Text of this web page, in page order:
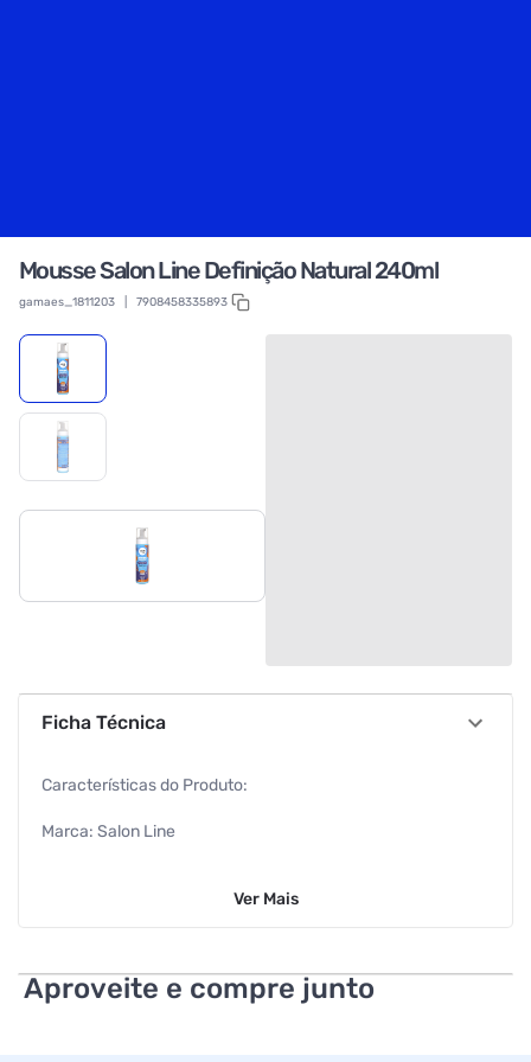
Mousse Salon Line Definição Natural 240ml
gamaes_1811203 7908458335893
Ficha Técnica
Características do Produto:
Marca: Salon Line
Características Adicionais:
Ver Mais
Aproveite e compre junto